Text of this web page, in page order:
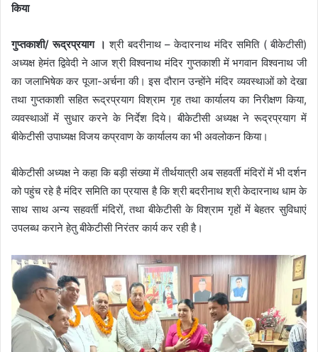
किया
गुप्तकाशी/ रूद्रप्रयाग । श्री बदरीनाथ – केदारनाथ मंदिर समिति ( बीकेटीसी)
अध्यक्ष हेमंत द्विवेदी ने आज श्री विश्वनाथ मंदिर गुप्तकाशी में भगवान विश्वनाथ जी
का जलाभिषेक कर पूजा-अर्चना की। इस दौरान उन्होंने मंदिर व्यवस्थाओं को देखा
तथा गुप्तकाशी सहित रूद्रप्रयाग विश्राम गृह तथा कार्यालय का निरीक्षण किया,
व्यवस्थाओं में सुधार करने के निर्देश दिये। बीकेटीसी अध्यक्ष ने रूद्रप्रयाग में
बीकेटीसी उपाध्यक्ष विजय कप्रवाण के कार्यालय का भी अवलोकन किया।
बीकेटीसी अध्यक्ष ने कहा कि बड़ी संख्या में तीर्थयात्री अब सहवर्ती मंदिरों में भी दर्शन
को पहुंच रहे है मंदिर समिति का प्रयास है कि श्री बदरीनाथ श्री केदारनाथ धाम के
साथ साथ अन्य सहवर्ती मंदिरों, तथा बीकेटीसी के विश्राम गृहों में बेहतर सुविधाएं
उपलब्ध कराने हेतु बीकेटीसी निरंतर कार्य कर रही है।